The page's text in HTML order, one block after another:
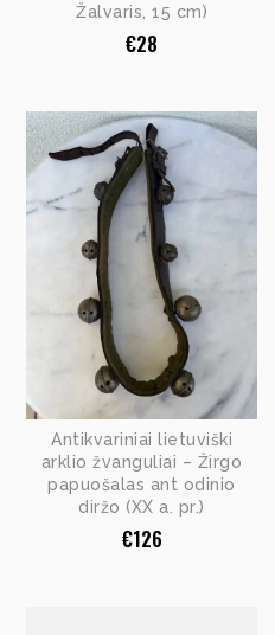
Žalvaris, 15 cm)
€28
Antikvariniai lietuviški
arklio žvanguliai – Žirgo
papuošalas ant odinio
diržo (XX a. pr.)
€126